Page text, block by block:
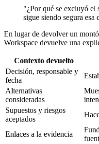
"¿Por qué se excluyó
sigue siendo segura esa
En lugar de devolver un
Workspace devuelve una
Contexto devuelto
Decisión, responsable y
fecha
Alternativas
consideradas
Supuestos y riesgos
aceptados
Enlaces a la evidencia